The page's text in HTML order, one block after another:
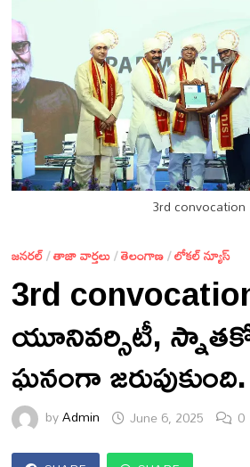
3rd convocation
జనరల్/తాజా వార్తలు/తెలంగాణ/లోకల్ న్యూస్
3rd
యూనివర్సిటీ,
ఘనంగా జరుపుకుంది.
byAdmin June 6, 2025 0